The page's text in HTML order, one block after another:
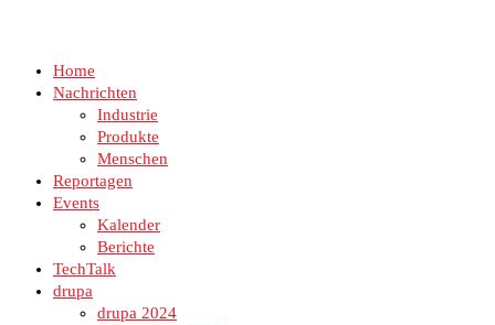
Home
Nachrichten
Industrie
Produkte
Menschen
Reportagen
Events
Kalender
Berichte
TechTalk
drupa
drupa 2024